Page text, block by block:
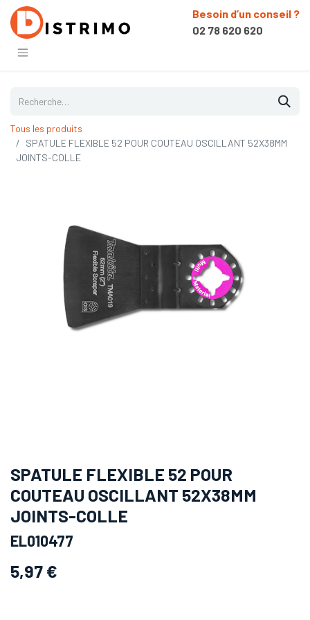
Besoin d’un conseil ?
02 78 620 620
Tous les produits
SPATULE FLEXIBLE 52 POUR COUTEAU OSCILLANT 52X38MM
JOINTS-COLLE
SPATULE FLEXIBLE 52 POUR
COUTEAU OSCILLANT 52X38MM
JOINTS-COLLE
EL010477
5,97 €